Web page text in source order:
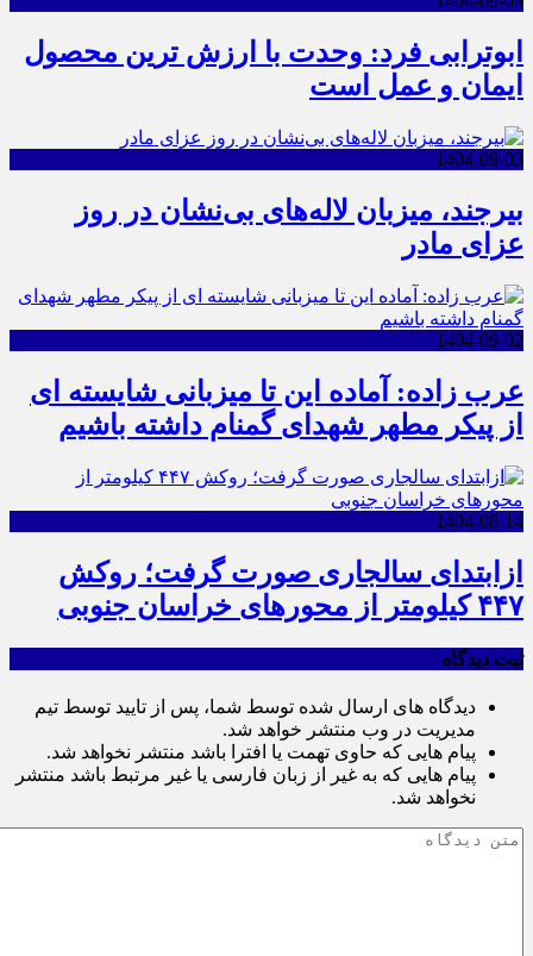
ابوترابی فرد: وحدت با ارزش ترین محصول
ایمان و عمل است
1404-09-03
بیرجند، میزبان لاله‌های بی‌نشان در روز
عزای مادر
1404-09-02
عرب زاده: آماده این تا میزبانی شایسته ای
از پیکر مطهر شهدای گمنام داشته باشیم
1404-08-14
ازابتدای سالجاری صورت گرفت؛ روکش
۴۴۷ کیلومتر از محورهای خراسان جنوبی
ثبت دیدگاه
دیدگاه های ارسال شده توسط شما، پس از تایید توسط تیم
مدیریت در وب منتشر خواهد شد.
پیام هایی که حاوی تهمت یا افترا باشد منتشر نخواهد شد.
پیام هایی که به غیر از زبان فارسی یا غیر مرتبط باشد منتشر
نخواهد شد.